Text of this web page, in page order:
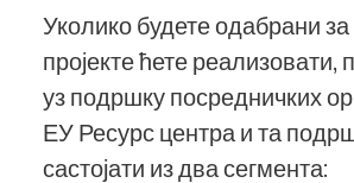
Уколико будете одабрани
пројекте ћете реализовати,
уз подршку посредничких
ЕУ Ресурс центра и та
састојати из два сегмента: